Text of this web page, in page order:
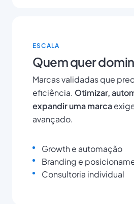
ESCALA
Quem quer
Marcas validadas que
eficiência. Otimizar,
expandir uma marca
avançado.
Growth e automação
Branding e
Consultoria individual